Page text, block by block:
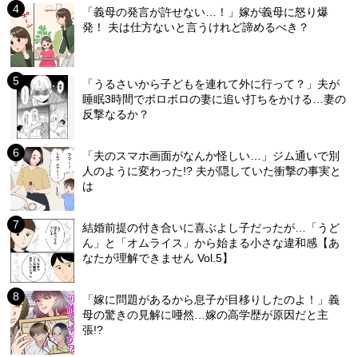
「義母の発言が許せない…！」嫁が義母に怒り爆
発！ 夫は仕方ないと言うけれど諦めるべき？
「うるさいから子どもを連れて外に行って？」夫が
睡眠3時間でボロボロの妻に追い打ちをかける…妻の
反撃なるか？
「夫のスマホ画面がなんか怪しい…」ジム通いで別
人のように変わった!? 夫が隠していた衝撃の事実と
は
結婚前提の付き合いに喜ぶよし子だったが…「うど
ん」と「オムライス」から始まる小さな違和感【あ
なたが理解できません Vol.5】
「嫁に問題があるから息子が目移りしたのよ！」義
母の驚きの見解に唖然…嫁の高学歴が原因だと主
張!?